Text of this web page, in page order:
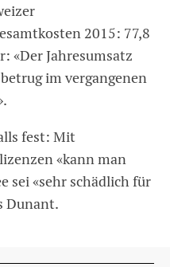
2015: 77,8
«Der Jahresumsatz
im vergangenen
fest: Mit
«kann man
sei «sehr schädlich für
Dunant.